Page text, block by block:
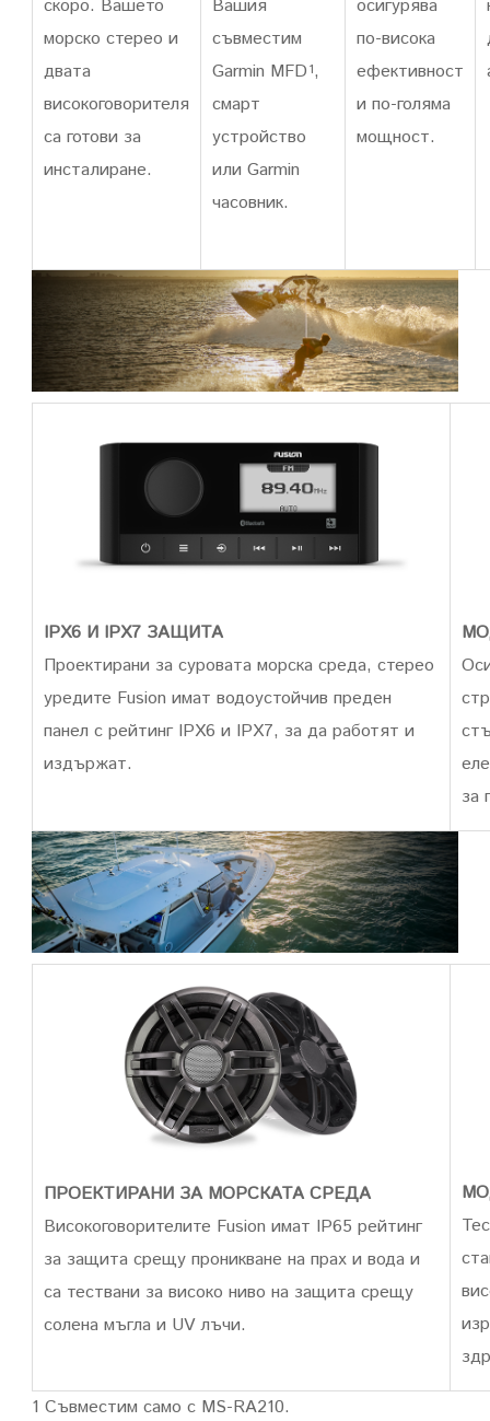
скоро. Вашето
морско стерео и
двата
високоговорителя
са готови за
инсталиране.
Вашия
съвместим
Garmin MFD1,
смарт
устройство
или Garmin
часовник.
осигурява
по-висока
ефективност
и по-голяма
мощност.
IPX6 И IPX7 ЗАЩИТА
Проектирани за суровата морска среда, стерео
уредите Fusion имат водоустойчив преден
панел с рейтинг IPX6 и IPX7, за да работят и
издържат.
за
ПРОЕКТИРАНИ ЗА МОРСКАТА СРЕДА
Високоговорителите Fusion имат IP65 рейтинг
за защита срещу проникване на прах и вода и
са тествани за високо ниво на защита срещу
солена мъгла и UV лъчи.
1 Съвместим само с MS-RA210.